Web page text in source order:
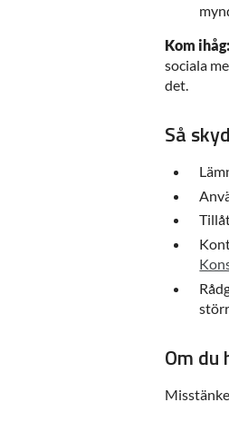
Kom ihåg:
sociala
det.
Så
Om